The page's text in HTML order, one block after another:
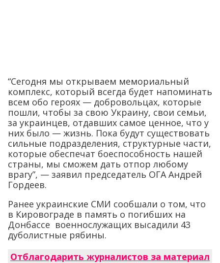
“Сегодня мы открываем мемориальный
комплекс, который всегда будет напоминать
всем обо героях — добровольцах, которые
пошли, чтобы за свою Украину, свои семьи,
за украинцев, отдавших самое ценное, что у
них было — жизнь. Пока будут существовать
сильные подразделения, структурные части,
которые обеспечат боеспособность нашей
страны, мы сможем дать отпор любому
врагу”, — заявил председатель ОГА Андрей
Гордеев.
Ранее украинские СМИ сообшали о том, что
в Кировограде в память о погибших на
Донбассе военнослужащих высадили 43
дуболистные рябины.
Отблагодарить журналистов за материал